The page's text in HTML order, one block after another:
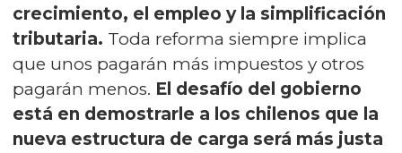
crecimiento, el empleo y la simplificación
tributaria. Toda reforma siempre implica
que unos pagarán más impuestos y otros
pagarán menos. El desafío del gobierno
está en demostrarle a los chilenos que la
nueva estructura de carga será más justa